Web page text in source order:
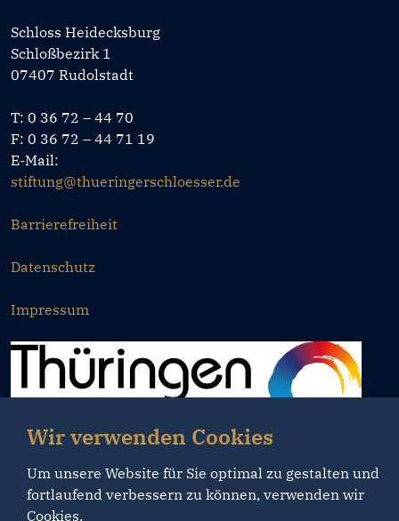
Schloss Heidecksburg
Schloßbezirk 1
07407 Rudolstadt
T: 0 36 72 – 44 70
F: 0 36 72 – 44 71 19
E-Mail:
stiftung@thueringerschloesser.de
Barrierefreiheit
Datenschutz
Impressum
Wir verwenden Cookies
Um unsere Website für Sie optimal zu gestalten und
fortlaufend verbessern zu können, verwenden wir
Cookies.